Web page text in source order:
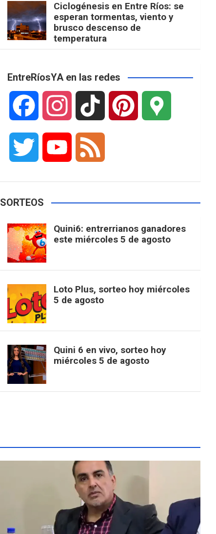
Ciclogénesis en Entre Ríos: se
esperan tormentas, viento y
brusco descenso de
temperatura
EntreRíosYA en las redes
a
b
o
k
n
a
i
t
t
e
r
u
b
e
d
SORTEOS
Quini6: entrerrianos ganadores
este miércoles 5 de agosto
Loto Plus, sorteo hoy miércoles
5 de agosto
Quini 6 en vivo, sorteo hoy
miércoles 5 de agosto